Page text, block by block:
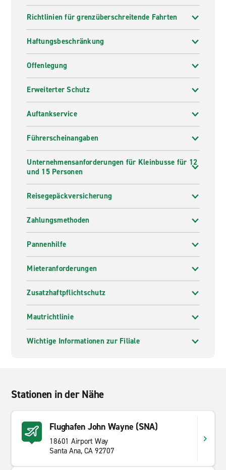
Richtlinien für grenzüberschreitende Fahrten
Haftungsbeschränkung
Offenlegung
Erweiterter Schutz
Auftankservice
Führerscheinangaben
Unternehmensanforderungen für Kleinbusse für 12
und 15 Personen
Reisegepäckversicherung
Zahlungsmethoden
Pannenhilfe
Mieteranforderungen
Zusatzhaftpflichtschutz
Mautrichtlinie
Wichtige Informationen zur Filiale
Stationen in der Nähe
Flughafen John Wayne (SNA)
18601 Airport Way
Santa Ana, CA 92707